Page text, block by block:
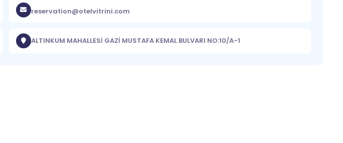
reservation@otelvitrini.com
ALTINKUM MAHALLESİ GAZİ MUSTAFA KEMAL BULVARI NO:10/A-1